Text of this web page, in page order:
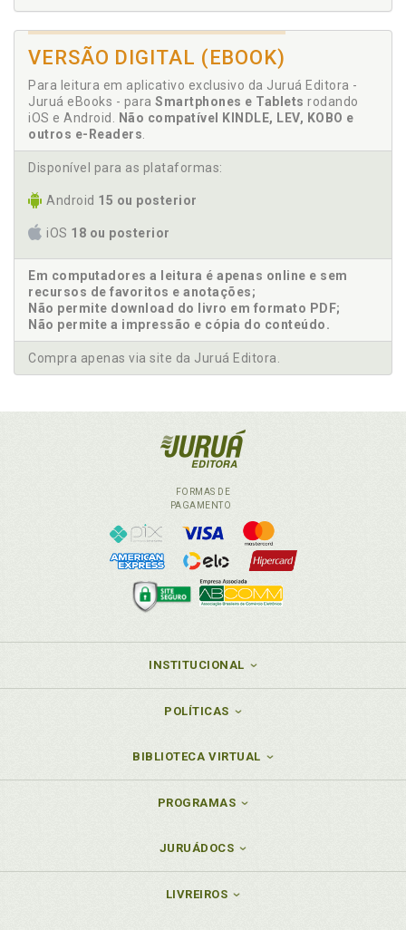
VERSÃO DIGITAL (EBOOK)
Para leitura em aplicativo exclusivo da Juruá Editora -
Juruá eBooks - para Smartphones e Tablets rodando
iOS e Android.
Não compatível KINDLE, LEV, KOBO e
outros e-Readers
Disponível para as plataformas:
Android 15 ou posterior
iOS 18 ou posterior
Em computadores a leitura é apenas online e sem
recursos de favoritos e anotações;
Não permite download do livro em formato PDF;
Não permite a impressão e cópia do conteúdo.
Compra apenas via site da Juruá Editora.
FORMAS DE
PAGAMENTO
INSTITUCIONAL
POLÍTICAS
BIBLIOTECA VIRTUAL
PROGRAMAS
JURUÁDOCS
LIVREIROS